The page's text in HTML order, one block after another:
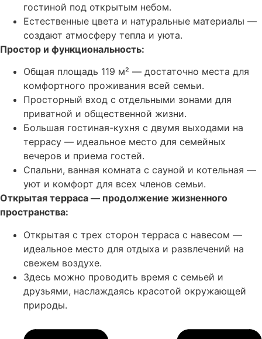
гостиной под открытым небом.
Естественные цвета и натуральные материалы —
создают атмосферу тепла и уюта.
Простор и функциональность:
Общая площадь 119 м² — достаточно места для
комфортного проживания всей семьи.
Просторный вход с отдельными зонами для
приватной и общественной жизни.
Большая гостиная-кухня с двумя выходами на
террасу — идеальное место для семейных
вечеров и приема гостей.
Спальни, ванная комната с сауной и котельная —
уют и комфорт для всех членов семьи.
Открытая терраса — продолжение жизненного
пространства:
Открытая с трех сторон терраса с навесом —
идеальное место для отдыха и развлечений на
свежем воздухе.
Здесь можно проводить время с семьей и
друзьями, наслаждаясь красотой окружающей
природы.